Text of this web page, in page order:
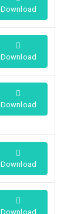
Download
Download
Download
Download
Download